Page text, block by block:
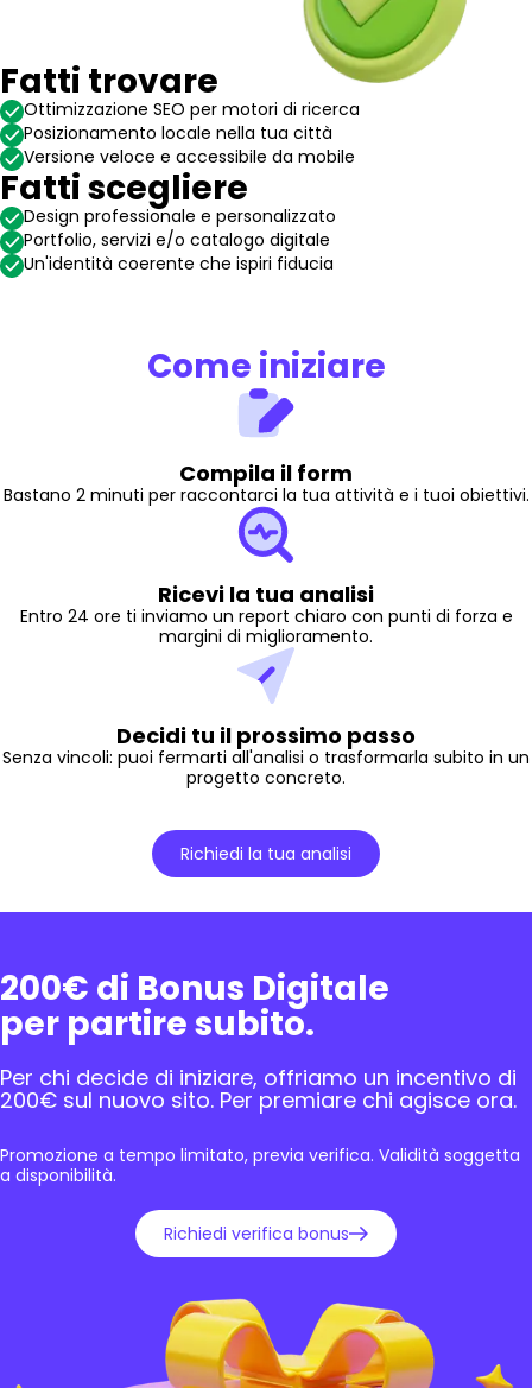
Fatti trovare
Ottimizzazione SEO per motori di ricerca
Posizionamento locale nella tua città
Versione veloce e accessibile da mobile
Fatti scegliere
Design professionale e personalizzato
Portfolio, servizi e/o catalogo digitale
Un'identità coerente che ispiri fiducia
Come iniziare
Compila il form
Bastano 2 minuti per raccontarci la tua attività e i tuoi obiettivi.
Ricevi la tua analisi
Entro 24 ore ti inviamo un report chiaro con punti di forza e
margini di miglioramento.
Decidi tu il prossimo passo
Senza vincoli: puoi fermarti all'analisi o trasformarla subito in un
progetto concreto.
Richiedi la tua analisi
200€ di Bonus Digitale
per partire subito.
Per chi decide di iniziare, offriamo un incentivo di
200€ sul nuovo sito. Per premiare chi agisce ora.
Promozione a tempo limitato, previa verifica. Validità soggetta
a disponibilità.
Richiedi verifica bonus